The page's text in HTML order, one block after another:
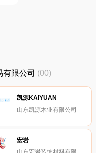
限公司 (00)
凯源KAIYUAN
山东凯源木业有限公司
宏岩